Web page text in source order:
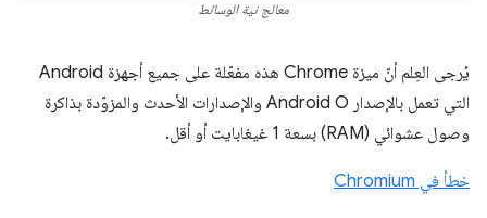
معالج نية الوسائط
يُرجى العِلم أنّ ميزة Chrome هذه مفعّلة على جميع أجهزة Android
التي تعمل بالإصدار Android O والإصدارات الأحدث والمزوّدة بذاكرة
وصول عشوائي (RAM) بسعة 1 غيغابايت أو أقل.
خطأ في Chromium